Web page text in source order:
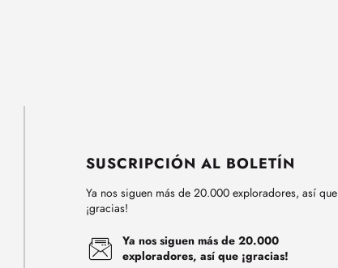
SUSCRIPCIÓN AL BOLETÍN
Ya nos siguen más de 20.000 exploradores, así que
¡gracias!
Ya nos siguen más de 20.000
exploradores, así que ¡gracias!